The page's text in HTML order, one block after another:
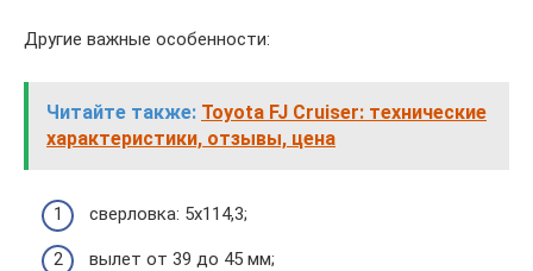
Другие важные особенности:
Читайте также: Toyota FJ Cruiser: технические
характеристики, отзывы, цена
сверловка: 5х114,3;
вылет от 39 до 45 мм;